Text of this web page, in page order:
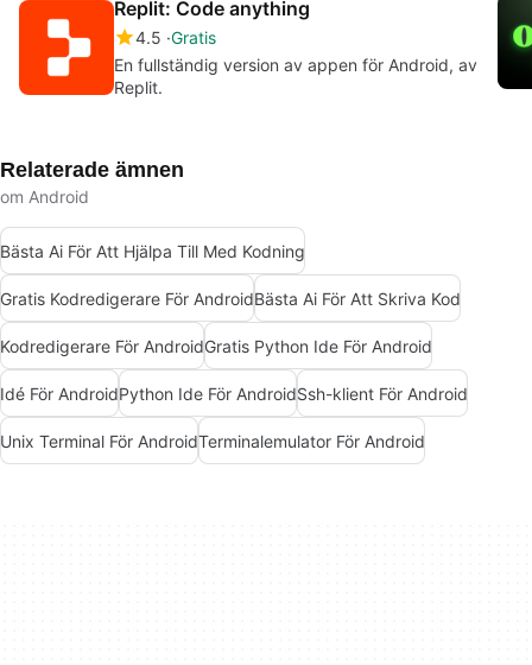
Replit: Code anything
4.5 Gratis
En fullständig version av appen för Android, av
Replit.
Relaterade ämnen
om Android
Bästa Ai För Att Hjälpa Till Med Kodning
Gratis Kodredigerare För AndroidBästa Ai För Att Skriva Kod
Kodredigerare För AndroidGratis Python Ide För Android
Idé För AndroidPython Ide För AndroidSsh-klient För Android
Unix Terminal För AndroidTerminalemulator För Android